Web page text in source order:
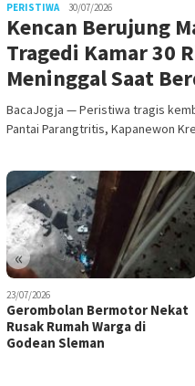
PERISTIWA 30/07/2026
Kencan Berujung
Tragedi Kamar 30
Meninggal Saat
BacaJogja — Peristiwa tragis
Pantai Parangtritis, Kapanewon
«
23/07/2026
Gerombolan Bermotor Nekat
Rusak Rumah Warga di
Godean Sleman